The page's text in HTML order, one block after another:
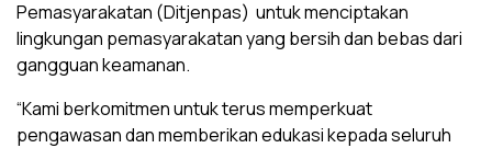
Pemasyarakatan (Ditjenpas) untuk menciptakan
lingkungan pemasyarakatan yang bersih dan bebas dari
gangguan keamanan.
“Kami berkomitmen untuk terus memperkuat
pengawasan dan memberikan edukasi kepada seluruh